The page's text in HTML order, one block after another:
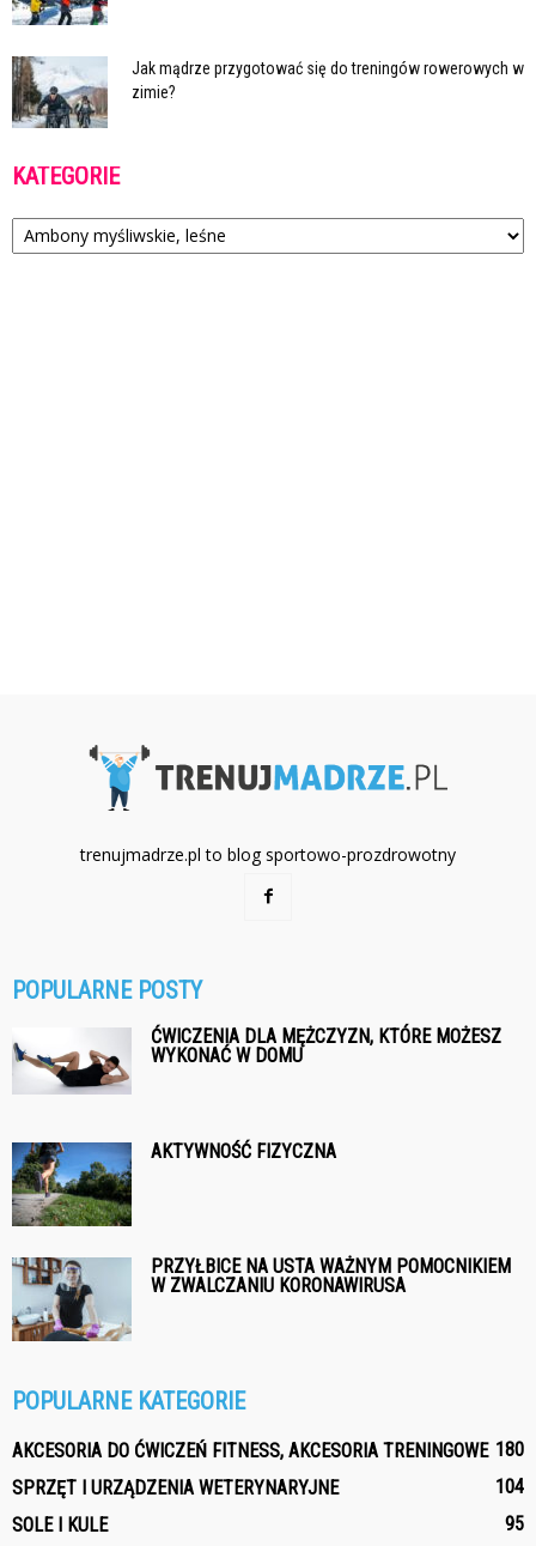
Jak mądrze przygotować się do treningów rowerowych w
zimie?
KATEGORIE
Kategorie
trenujmadrze.pl to blog sportowo-prozdrowotny
POPULARNE POSTY
ĆWICZENIA DLA MĘŻCZYZN, KTÓRE MOŻESZ
WYKONAĆ W DOMU
AKTYWNOŚĆ FIZYCZNA
PRZYŁBICE NA USTA WAŻNYM POMOCNIKIEM
W ZWALCZANIU KORONAWIRUSA
POPULARNE KATEGORIE
AKCESORIA DO ĆWICZEŃ FITNESS, AKCESORIA TRENINGOWE 180
SPRZĘT I URZĄDZENIA WETERYNARYJNE
104
SOLE I KULE
95